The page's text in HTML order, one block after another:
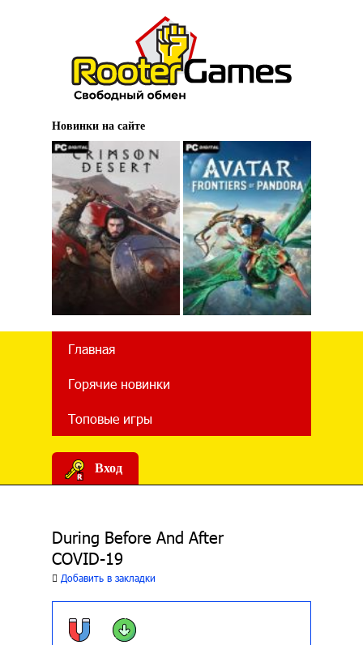
Новинки на сайте
Главная
Горячие новинки
Топовые игры
Вход
During Before And After
COVID-19
Добавить в закладки